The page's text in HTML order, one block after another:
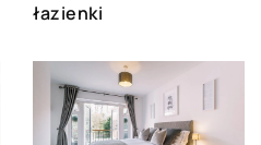
łazienki